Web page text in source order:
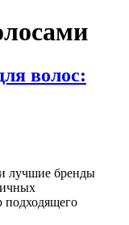
волос:
лучшие бренды
подходящего